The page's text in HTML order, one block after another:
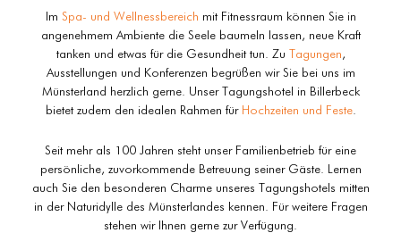
Im Spa- und Wellnessbereich mit Fitnessraum können Sie in
angenehmem Ambiente die Seele baumeln lassen, neue Kraft
tanken und etwas für die Gesundheit tun. Zu Tagungen,
Ausstellungen und Konferenzen begrüßen wir Sie bei uns im
Münsterland herzlich gerne. Unser Tagungshotel in Billerbeck
bietet zudem den idealen Rahmen für Hochzeiten und Feste.
Seit mehr als 100 Jahren steht unser Familienbetrieb für eine
persönliche, zuvorkommende Betreuung seiner Gäste. Lernen
auch Sie den besonderen Charme unseres Tagungshotels mitten
in der Naturidylle des Münsterlandes kennen. Für weitere Fragen
stehen wir Ihnen gerne zur Verfügung.